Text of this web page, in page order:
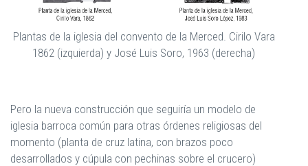
Plantas de la iglesia del convento de la Merced. Cirilo Vara
1862 (izquierda) y José Luis Soro, 1963 (derecha)
Pero la nueva construcción que seguiría un modelo de
iglesia barroca común para otras órdenes religiosas del
momento (planta de cruz latina, con brazos poco
desarrollados y cúpula con pechinas sobre el crucero)